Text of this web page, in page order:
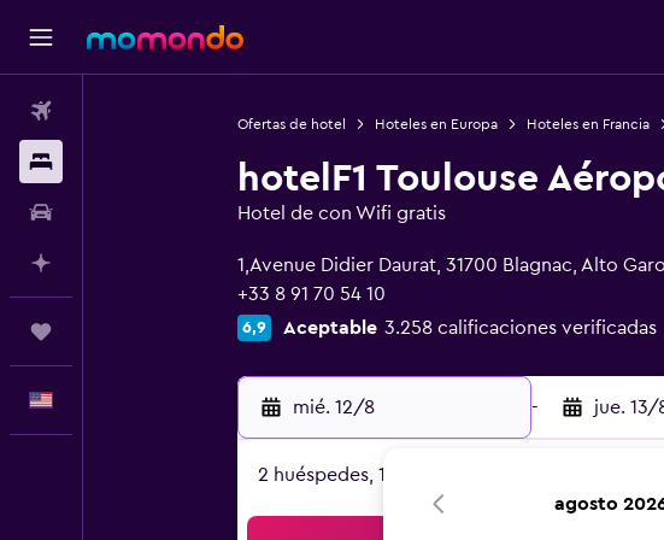
Ofertas de hotel Hoteles en Europa Hoteles en Francia
hotelF1 Toulouse
Hotel de con Wifi gratis
1,Avenue Didier Daurat, 31700 Blagnac, Alto
+33 8 91 70 54 10
6,9 Aceptable 3.258 calificaciones verificadas
mié. 12/8 - jue. 13/
2 huéspedes, 1 habitación
agosto